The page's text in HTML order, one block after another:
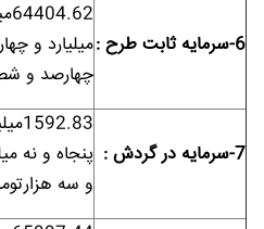
6-سرمايه ثابت طرح :
میلیارد و
چهارصد و
7-سرمايه در گردش :
پنجاه و نه
و سه